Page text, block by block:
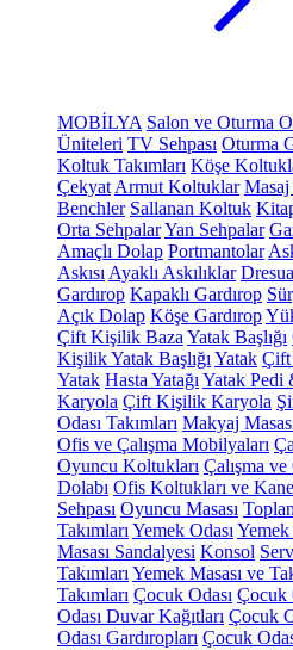
MOBİLYA Salon ve Oturma
Üniteleri TV Sehpası Oturma
Koltuk Takımları Köşe
Çekyat Armut Koltuklar
Benchler Sallanan Koltuk
Orta SehpalarYan Sehpalar
Amaçlı Dolap Portmantolar
Askısı Ayaklı Askılıklar
Gardırop Kapaklı Gardırop
Açık Dolap Köşe Gardırop
Çift Kişilik Baza Yatak Başlığı
Kişilik Yatak Başlığı Yatak Çift
Yatak Hasta Yatağı Yatak Pedi
Karyola Çift Kişilik Karyola
Odası Takımları Makyaj
Ofis ve Çalışma Mobilyaları
Oyuncu Koltukları Çalışma
Dolabı Ofis Koltukları ve
Sehpası Oyuncu Masası
Takımları Yemek Odası Yemek
Masası Sandalyesi Konsol
Takımları Yemek Masası ve
Takımları Çocuk Odası Çocuk
Odası Duvar Kağıtları Çocuk
Odası Gardıropları Çocuk